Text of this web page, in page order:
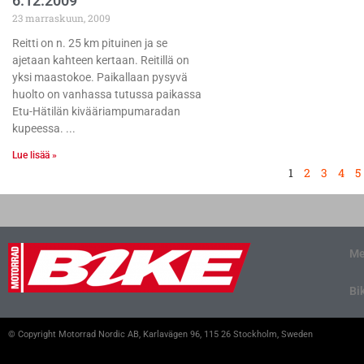
23 marraskuun, 2009
Reitti on n. 25 km pituinen ja se
ajetaan kahteen kertaan. Reitillä on
yksi maastokoe. Paikallaan pysyvä
huolto on vanhassa tutussa paikassa
Etu-Hätilän kivääriampumaradan
kupeessa.
Lue lisää »
1 2 3 4 5
© Copyright Motorrad Nordic AB, Karlavägen 96, 115 26 Stockholm, Sweden